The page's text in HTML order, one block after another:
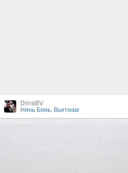
DimaBV
Нинь Бинь. Вьетнам